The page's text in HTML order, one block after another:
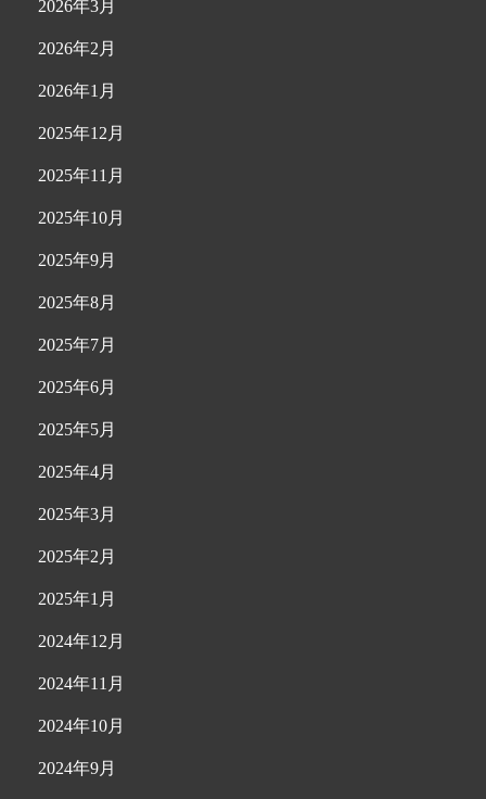
2026年3月
2026年2月
2026年1月
2025年12月
2025年11月
2025年10月
2025年9月
2025年8月
2025年7月
2025年6月
2025年5月
2025年4月
2025年3月
2025年2月
2025年1月
2024年12月
2024年11月
2024年10月
2024年9月